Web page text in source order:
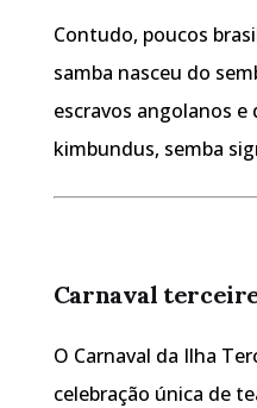
Contudo, poucos
samba nasceu do
escravos angolanos e
kimbundus, semba
Carnaval
O Carnaval da Ilha
celebração única de